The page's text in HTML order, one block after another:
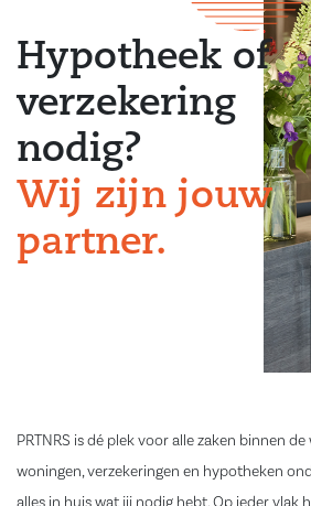
Hypotheek of
verzekering
nodig?
Wij zijn jouw
partner.
PRTNRS is dé plek voor alle zaken binnen
woningen, verzekeringen en hypotheken